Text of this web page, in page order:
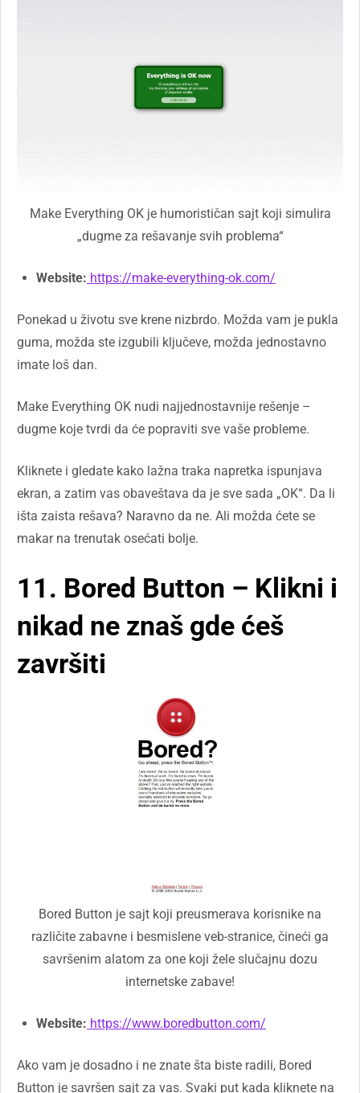
Make Everything OK je humorističan sajt koji simulira
„dugme za rešavanje svih problema“
Website: https://make-everything-ok.com/
Ponekad u životu sve krene nizbrdo. Možda vam je pukla
guma, možda ste izgubili ključeve, možda jednostavno
imate loš dan.
Make Everything OK nudi najjednostavnije rešenje –
dugme koje tvrdi da će popraviti sve vaše probleme.
Kliknete i gledate kako lažna traka napretka ispunjava
ekran, a zatim vas obaveštava da je sve sada „OK“. Da li
išta zaista rešava? Naravno da ne. Ali možda ćete se
makar na trenutak osećati bolje.
11. Bored Button – Klikni i
nikad ne znaš gde ćeš
završiti
Bored Button je sajt koji preusmerava korisnike na
različite zabavne i besmislene veb-stranice, čineći ga
savršenim alatom za one koji žele slučajnu dozu
internetske zabave!
Website: https://www.boredbutton.com/
Ako vam je dosadno i ne znate šta biste radili, Bored
Button je savršen sajt za vas. Svaki put kada kliknete na